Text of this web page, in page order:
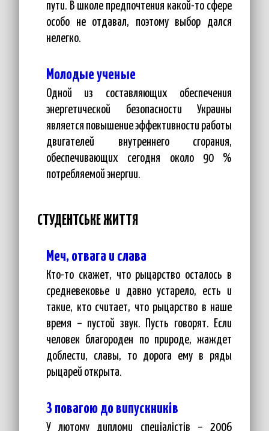
пути. В школе предпочтения какой-то сфере
особо не отдавал, поэтому выбор дался
нелегко.
Молодые ученые
Одной из составляющих обеспечения
энергетической безопасности Украины
является повышение эффективности работы
двигателей внутреннего сгорания,
обеспечивающих сегодня около 90 %
потребляемой энергии.
СТУДЕНТСЬКЕ ЖИТТЯ
Меч, отвага и слава
Кто-то скажет, что рыцарство осталось в
средневековье и давно устарело, есть и
такие, кто считает, что рыцарство в наше
время – пустой звук. Пусть говорят. Если
человек благороден по природе, жаждет
доблести, славы, то дорога ему в ряды
рыцарей открыта.
З повагою до випускників
У лютому дипломи спеціалістів – 2006